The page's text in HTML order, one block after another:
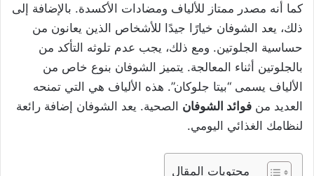
كما أنه مصدر ممتاز للألياف ومضادات الأكسدة. بالإضافة إلى
ذلك، يعد الشوفان خيارًا جيدًا للأشخاص الذين يعانون من
حساسية الجلوتين. ومع ذلك، يجب عدم تلوثه التأكد من
بالجلوتين أثناء المعالجة. يتميز الشوفان بنوع خاص من
الألياف يسمى “بيتا جلوكان”. هذه الألياف هي التي تمنحه
العديد من فوائد الشوفان الصحية. يعد الشوفان إضافة رائعة
لنظامك الغذائي اليومي.
محتويات المقال